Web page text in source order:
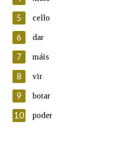
Lin e acepto as condicións
Introduce o código que aparece na
Texto de verificación
5 cello
6 dar
7 máis
8 vir
9 botar
10 poder